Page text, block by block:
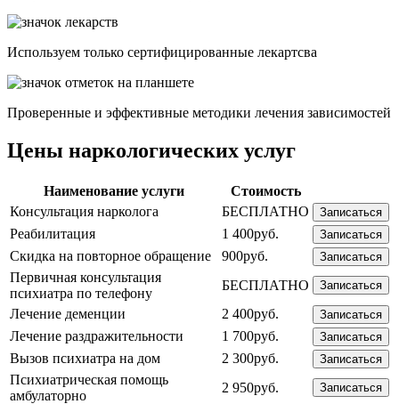
Используем только сертифицированные лекартсва
Проверенные и эффективные методики лечения зависимостей
Цены наркологических услуг
Наименование услуги
Стоимость
Консультация нарколога
БЕСПЛАТНО Записаться
Реабилитация 1 400руб. Записаться
Скидка на повторное обращение 900руб. Записаться
Первичная консультация
психиатра по телефону
БЕСПЛАТНО Записаться
Лечение деменции 2 400руб. Записаться
Лечение раздражительности 1 700руб. Записаться
Вызов психиатра на дом 2 300руб. Записаться
Психиатрическая помощь
амбулаторно
2 950руб. Записаться